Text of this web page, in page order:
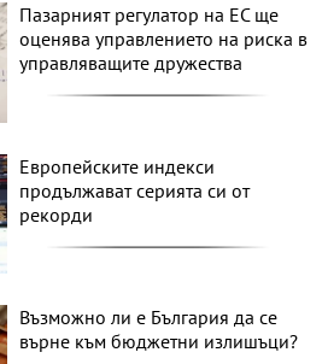
Пазарният регулатор на ЕС ще
оценява управлението на риска в
управляващите дружества
Европейските индекси
продължават серията си от
рекорди
Възможно ли е България да се
върне към бюджетни излишъци?